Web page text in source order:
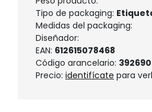
Tipo de packaging:
Medidas del packaging:
Diseñador:
EAN: 612615078468
Código arancelario:
Precio: identifícate para